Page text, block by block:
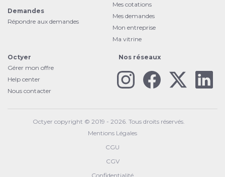
Demandes
Répondre aux demandes
Mes cotations
Mes demandes
Mon entreprise
Ma vitrine
Octyer
Gérer mon offre
Help center
Nous contacter
Nos réseaux
Octyer copyright © 2019 - 2026. Tous droits réservés.
Mentions Légales
CGU
CGV
Confidentialité